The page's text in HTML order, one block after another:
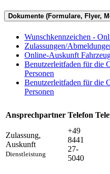
Dokumente (Formulare, Flyer,
Wunschkennzeichen -
Zulassungen/
Online-Auskunft
Benutzerleitfaden für die
Personen
Benutzerleitfaden für die
Personen
Ansprechpartner Telefon
Zulassung,
Auskunft
Dienstleistung
+49
8441
27-
5040